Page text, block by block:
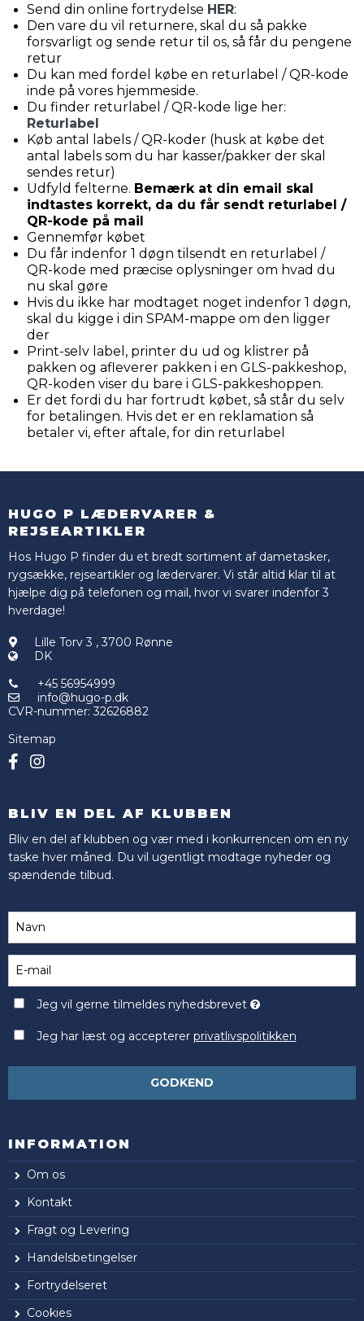
Send din online fortrydelse HER:
Den vare du vil returnere, skal du så pakke
forsvarligt og sende retur til os, så får du pengene
retur
Du kan med fordel købe en returlabel / QR-kode
inde på vores hjemmeside.
Du finder returlabel / QR-kode lige her:
Returlabel
Køb antal labels / QR-koder (husk at købe det
antal labels som du har kasser/pakker der skal
sendes retur)
Udfyld felterne. Bemærk at din email skal
indtastes korrekt, da du får sendt returlabel /
QR-kode på mail
Gennemfør købet
Du får indenfor 1 døgn tilsendt en returlabel /
QR-kode med præcise oplysninger om hvad du
nu skal gøre
Hvis du ikke har modtaget noget indenfor 1 døgn,
skal du kigge i din SPAM-mappe om den ligger
der
Print-selv label, printer du ud og klistrer på
pakken og afleverer pakken i en GLS-pakkeshop,
QR-koden viser du bare i GLS-pakkeshoppen.
Er det fordi du har fortrudt købet, så står du selv
for betalingen. Hvis det er en reklamation så
betaler vi, efter aftale, for din returlabel
HUGO P LÆDERVARER &
REJSEARTIKLER
Hos Hugo P finder du et bredt sortiment af dametasker,
rygsække, rejseartikler og lædervarer. Vi står altid klar til at
hjælpe dig på telefonen og mail, hvor vi svarer indenfor 3
hverdage!
Lille Torv 3 ,3700 Rønne
DK
+45 56954999
info@hugo-p.dk
CVR-nummer: 32626882
Sitemap
BLIV EN DEL AF KLUBBEN
Bliv en del af klubben og vær med i konkurrencen om en ny
taske hver måned. Du vil ugentligt modtage nyheder og
spændende tilbud.
Jeg vil gerne tilmeldes nyhedsbrevet
Jeg har læst og accepterer privatlivspolitikken
GODKEND
INFORMATION
Om os
Kontakt
Fragt og Levering
Handelsbetingelser
Fortrydelseret
Cookies